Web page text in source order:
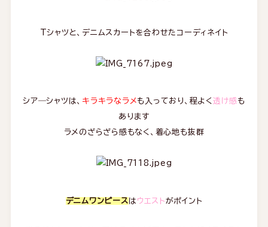
Tシャツと、デニムスカートを合わせたコーディネイト
シア―シャツは、 キラキラなラメも入っており、程よく 透け感も
あります
ラメのざらざら感もなく、着心地も抜群
デニムワンピース は ウエストがポイント